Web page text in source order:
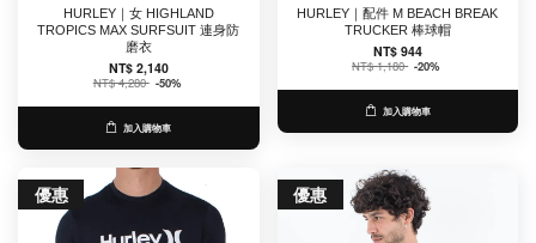
HURLEY｜女 HIGHLAND
TROPICS MAX SURFSUIT 連身防
磨衣
NT$ 2,140
NT$ 4,280 -50%
加入購物車
HURLEY｜配件 M BEACH BREAK
TRUCKER 棒球帽
NT$ 944
NT$ 1,180 -20%
加入購物車
優惠 優惠